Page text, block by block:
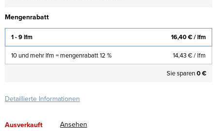
Mengenrabatt
1 - 9 lfm 16,40 €/ lfm
10 und mehr lfm = mengenrabatt 12 % 14,43 €/ lfm
Sie sparen0 €
Detaillierte Informationen
Ausverkauft
Ansehen